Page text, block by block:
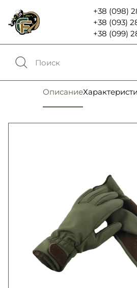
+38 (098)
+38 (093)
+38 (099)
Сравнение0
Избранное0
UA
Каталог
Обувь
Шевроны, патчи , нашивки
Погоны
Фурнитура
Описание